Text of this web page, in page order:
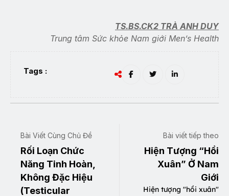
TS.BS.CK2 TRÀ ANH DUY
Trung tâm Sức khỏe Nam giới Men’s Health
Tags :
Bài Viết Cùng Chủ Đề
Rối Loạn Chức
Năng Tinh Hoàn,
Không Đặc Hiệu
(Testicular
Bài viết tiếp theo
Hiện Tượng “Hồi
Xuân” Ở Nam
Giới
Hiện tượng "hồi xuân"